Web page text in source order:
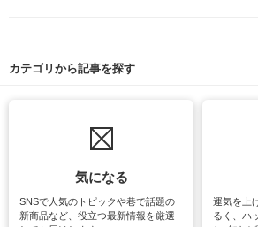
カテゴリから記事を探す
気になる
SNSで人気のトピックや巷で話題の
新商品など、役立つ最新情報を厳選
運気を上
るく、ハ